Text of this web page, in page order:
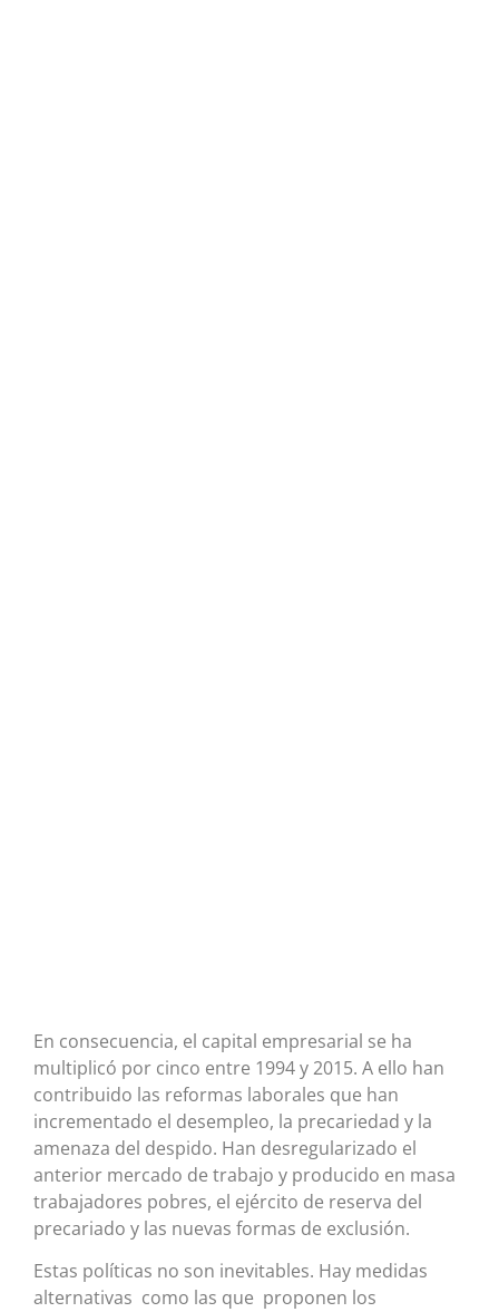
En consecuencia, el capital empresarial se ha
multiplicó por cinco entre 1994 y 2015. A ello han
contribuido las reformas laborales que han
incrementado el desempleo, la precariedad y la
amenaza del despido. Han desregularizado el
anterior mercado de trabajo y producido en masa
trabajadores pobres, el ejército de reserva del
precariado y las nuevas formas de exclusión.
Estas políticas no son inevitables. Hay medidas
alternativas como las que proponen los